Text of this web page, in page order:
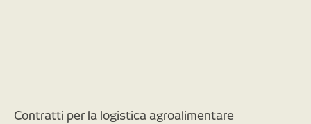
Contratti per la logistica agroalimentare